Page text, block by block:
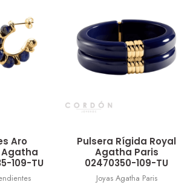
Aro
109-TU
Pulsera Rígida Royal
Agatha Paris
02470350-109-TU
Joyas Agatha Paris